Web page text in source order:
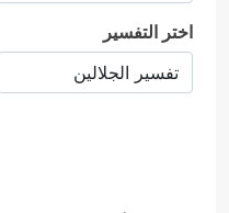
اختر التفسير